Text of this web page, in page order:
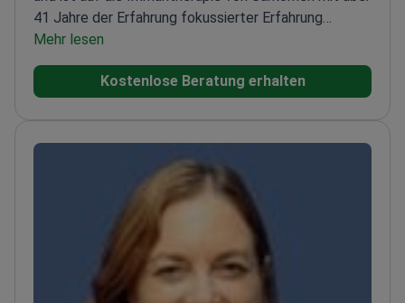
41 Jahre der Erfahrung fokussierter Erfahrung
spezialisiert.
SarkombehandlungAusgebildet am Institut Gustave
Roussy in Paris – Europas führendem
Immuntherapie-Ansätzen bei seltenen
SarkomenLeiter der onkologischen Ambulanz in
Mehr lesen
Kostenlose Beratung erhalten